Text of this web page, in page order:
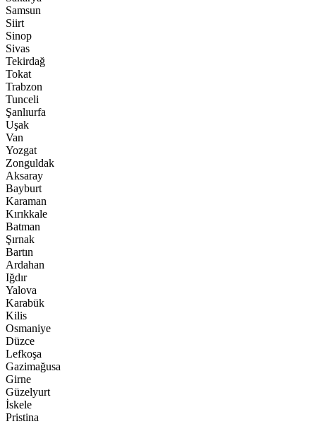
Samsun
Siirt
Sinop
Sivas
Tekirdağ
Tokat
Trabzon
Tunceli
Şanlıurfa
Uşak
Van
Yozgat
Zonguldak
Aksaray
Bayburt
Karaman
Kırıkkale
Batman
Şırnak
Bartın
Ardahan
Iğdır
Yalova
Karabük
Kilis
Osmaniye
Düzce
Lefkoşa
Gazimağusa
Girne
Güzelyurt
İskele
Pristina